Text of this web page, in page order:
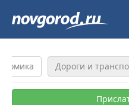
Дороги и